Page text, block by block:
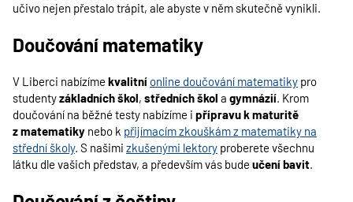
učivo nejen přestalo trápit, ale abyste v něm skutečně vynikli.
Doučování matematiky
V Liberci nabízíme kvalitní online doučování matematiky pro
studentyzákladních škol, středních škol a gymnázií. Krom
doučování na běžné testy nabízíme i přípravu k maturitě
z matematiky nebo k přijímacím zkouškám z matematiky na
střední školy. S našimi zkušenými lektory proberete všechnu
látku dle vašich představ, a především vás bude učení bavit.